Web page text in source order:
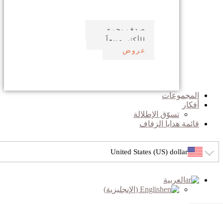
صدف بحري
الأكثر مبيعاً
عروض
المجموعات
أفكار
تسوّق الإطلالة
قائمة هدايا الزفاف
United States (US) dollar
العربية
English
( الإنجليزية)